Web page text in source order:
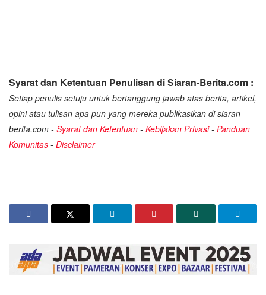
Syarat dan Ketentuan Penulisan di Siaran-Berita.com :
Setiap penulis setuju untuk bertanggung jawab atas berita, artikel,
opini atau tulisan apa pun yang mereka publikasikan di siaran-
berita.com - Syarat dan Ketentuan - Kebijakan Privasi- Panduan
Komunitas - Disclaimer